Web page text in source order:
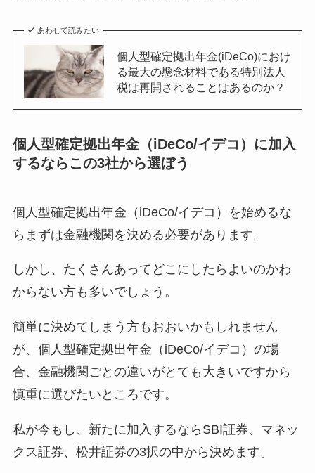
あわせて読みたい
個人型確定拠出年金(iDeCo)におけ
る最大の懸念材料である特別法人
税は再開されることはあるのか？
個人型確定拠出年金（iDeCo/イデコ）に加入
するならこの3社から選ぼう
個人型確定拠出年金（iDeCo/イデコ）を始めるな
らまずは金融機関を決める必要があります。
しかし、たくさんあってどこにしたらよいのかわ
からない方も多いでしょう。
簡単に決めてしまう方もおおいかもしれません
が、個人型確定拠出年金（iDeCo/イデコ）の場
合、金融機関ごとの違いがとても大きいですから
慎重に選びたいところです。
私が今もし、新たに加入するならSBI証券、マネッ
クス証券、松井証券の3択の中から決めます。